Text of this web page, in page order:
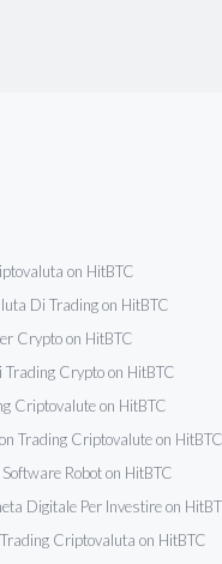
on HitBTC
Di Trading on HitBTC
Crypto on HitBTC
Crypto on HitBTC
Criptovalute on HitBTC
Trading Criptovalute on HitBTC
Robot on HitBTC
Digitale Per Investire on
Criptovaluta on HitBTC